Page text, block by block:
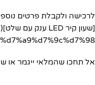
לרכישה ולקבלת פרטים
)
אל תחכו שהמלאי ייגמר או